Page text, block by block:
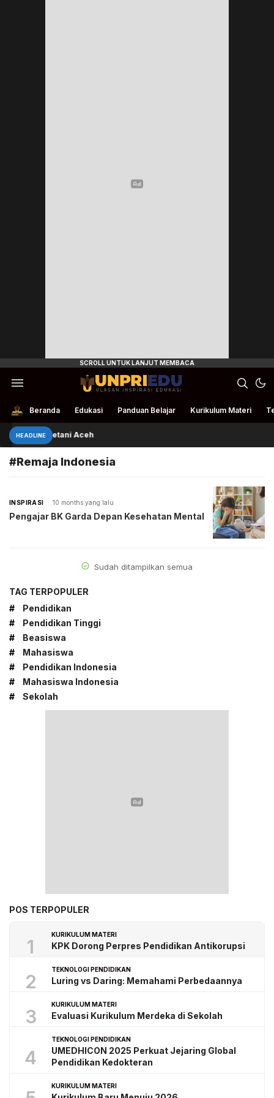
UnpriEdu
Ulasan Inspirasi Edukasi
Beranda Edukasi Panduan Belajar Kurikulum Materi
HEADLINE
Bantu Petani Aceh
#Remaja Indonesia
INSPIRASI 10 months yang lalu
Pengajar BK Garda Depan Kesehatan Mental
Sudah ditampilkan semua
TAG TERPOPULER
#
Pendidikan
#
Pendidikan Tinggi
#
Beasiswa
#
Mahasiswa
#
Pendidikan Indonesia
#
Mahasiswa Indonesia
#
Sekolah
POS TERPOPULER
1
KURIKULUM MATERI
KPK Dorong Perpres Pendidikan Antikorupsi
2
TEKNOLOGI PENDIDIKAN
Luring vs Daring: Memahami Perbedaannya
3
KURIKULUM MATERI
Evaluasi Kurikulum Merdeka di Sekolah
4
TEKNOLOGI PENDIDIKAN
UMEDHICON 2025 Perkuat Jejaring Global
Pendidikan Kedokteran
KURIKULUM MATERI